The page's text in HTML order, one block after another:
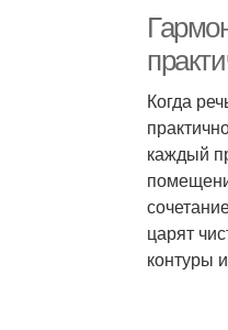
Когда
каждый
царят
контуры